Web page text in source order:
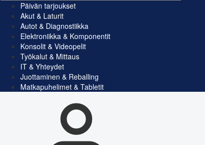
Päivän tarjoukset
Akut & Laturit
Autot & Diagnostiikka
Elektroniikka & Komponentit
Konsolit & Videopelit
Työkalut & Mittaus
IT & Yhteydet
Juottaminen & Reballing
Matkapuhelimet & Tabletit